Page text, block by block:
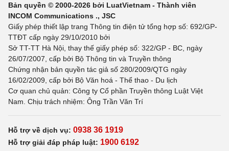
Bản quyền © 2000-2026 bởi LuatVietnam - Thành viên
INCOM Communications ., JSC
Giấy phép thiết lập trang Thông tin điện tử tổng hợp số: 692/GP-
TTĐT cấp ngày 29/10/2010 bởi
Sở TT-TT Hà Nội, thay thế giấy phép số: 322/GP - BC, ngày
26/07/2007, cấp bởi Bộ Thông tin và Truyền thông
Chứng nhận bản quyền tác giả số 280/2009/QTG ngày
16/02/2009, cấp bởi Bộ Văn hoá - Thể thao - Du lịch
Cơ quan chủ quản: Công ty Cổ phần Truyền thông Luật Việt
Nam. Chịu trách nhiệm: Ông Trần Văn Trí
Hỗ trợ về dịch vụ: 0938 36 1919
Hỗ trợ giải đáp pháp luật: 1900 6192